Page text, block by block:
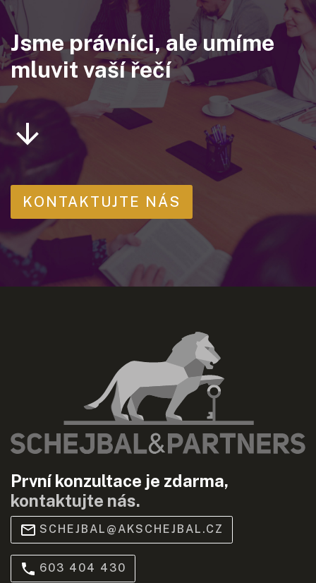
Jsme právníci, ale umíme
mluvit vaší řečí
KONTAKTUJTE NÁS
První konzultace je zdarma,
kontaktujte nás.
SCHEJBAL@AKSCHEJBAL.CZ
603 404 430